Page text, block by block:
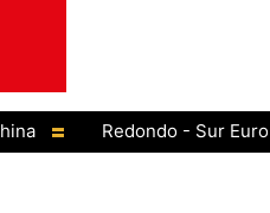
Redondo - Sur Europa